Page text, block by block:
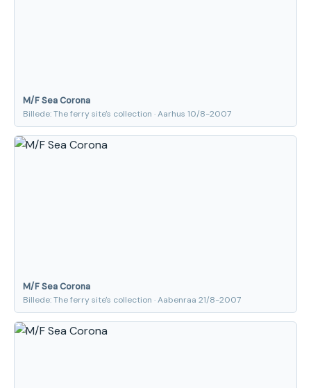
M/F Sea Corona
Billede: The ferry site's collection · Aarhus 10/8-2007
M/F Sea Corona
Billede: The ferry site's collection · Aabenraa 21/8-2007